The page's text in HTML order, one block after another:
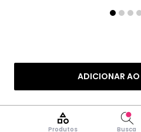
Produtos Busca
ADICIONAR